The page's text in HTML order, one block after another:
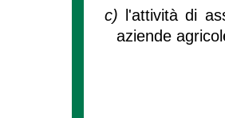
c)
l'attività di
aziende